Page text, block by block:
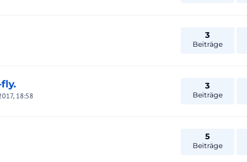
3
Beiträge
18:58
3
Beiträge
5
Beiträge